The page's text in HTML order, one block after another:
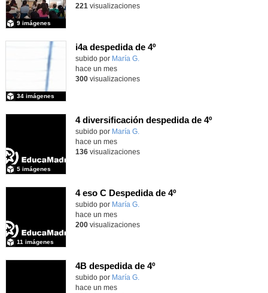
9 imágenes
221 visualizaciones
i4a despedida de 4º
Contenido educativo.
subido por María G.
34 imágenes
hace un mes
300visualizaciones
4 diversificación despedida de 4º
Contenido educativo.
subido por María G.
5 imágenes
hace un mes
136visualizaciones
4 eso C Despedida de 4º
Contenido educativo.
subido por María G.
11 imágenes
hace un mes
200visualizaciones
4B despedida de 4º
Contenido educativo.
subido por María G.
hace un mes